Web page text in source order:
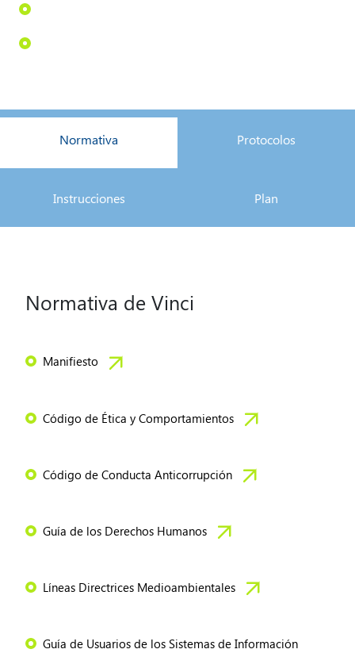
Normativa Protocolos
Instrucciones Plan
Normativa de Vinci
Manifiesto
Código de Ética y Comportamientos
Código de Conducta Anticorrupción
Guía de los Derechos Humanos
Líneas Directrices Medioambientales
Guía de Usuarios de los Sistemas de Información